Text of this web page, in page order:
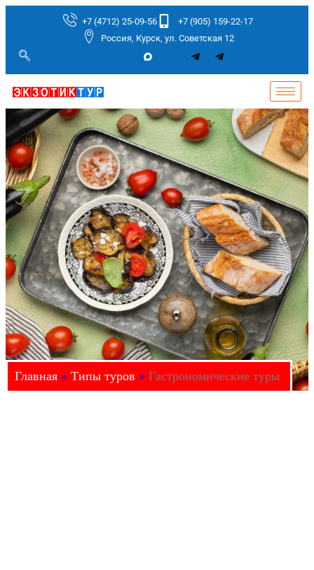
+7 (4712) 25-09-56
+7 (905) 159-22-17
Россия, Курск, ул. Советская 12
Главная » Типы туров » Гастрономические туры